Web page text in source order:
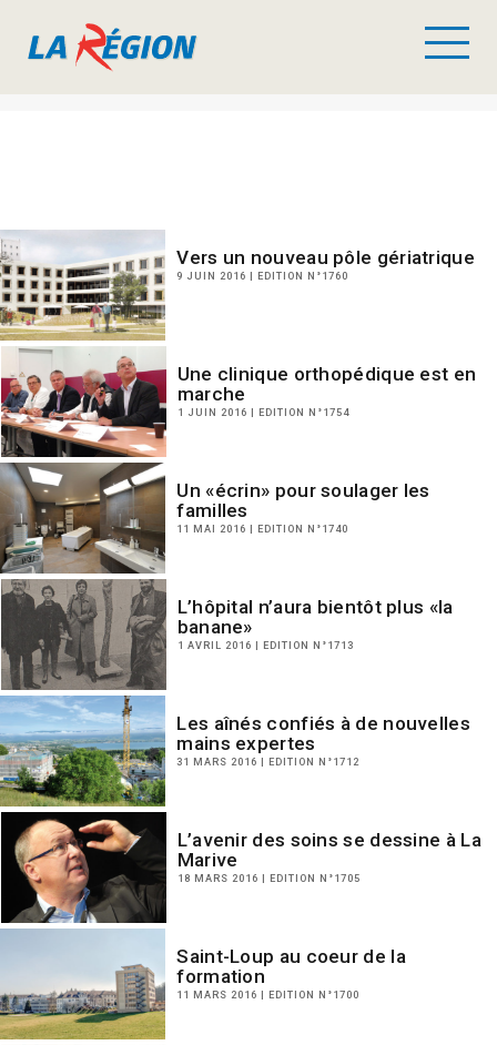
Vers un nouveau pôle gériatrique
9 JUIN 2016 | EDITION N°1760
Une clinique orthopédique est en
marche
1 JUIN 2016 | EDITION N°1754
Un «écrin» pour soulager les
familles
11 MAI 2016 | EDITION N°1740
L’hôpital n’aura bientôt plus «la
banane»
1 AVRIL 2016 | EDITION N°1713
Les aînés confiés à de nouvelles
mains expertes
31 MARS 2016 | EDITION N°1712
L’avenir des soins se dessine à La
Marive
18 MARS 2016 | EDITION N°1705
Saint-Loup au coeur de la
formation
11 MARS 2016 | EDITION N°1700